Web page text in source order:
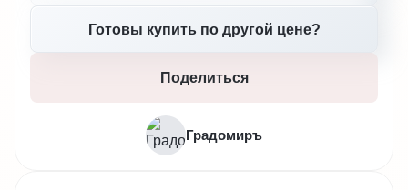
Готовы купить по другой цене?
Поделиться
Градомиръ